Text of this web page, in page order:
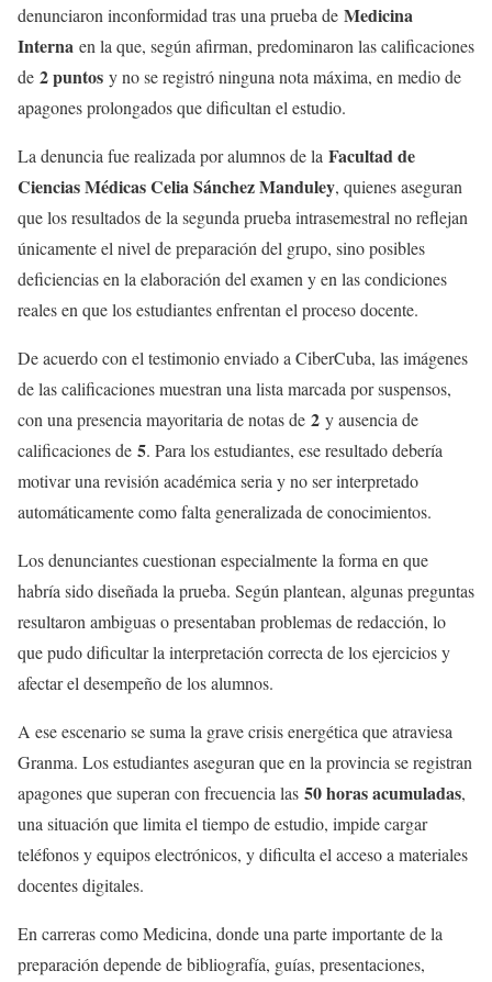
denunciaron inconformidad tras una prueba de Medicina
Interna en la que, según afirman, predominaron las calificaciones
de 2 puntos y no se registró ninguna nota máxima, en medio de
apagones prolongados que dificultan el estudio.
La denuncia fue realizada por alumnos de la Facultad de
Ciencias Médicas Celia Sánchez Manduley, quienes aseguran
que los resultados de la segunda prueba intrasemestral no reflejan
únicamente el nivel de preparación del grupo, sino posibles
deficiencias en la elaboración del examen y en las condiciones
reales en que los estudiantes enfrentan el proceso docente.
De acuerdo con el testimonio enviado a CiberCuba, las imágenes
de las calificaciones muestran una lista marcada por suspensos,
con una presencia mayoritaria de notas de 2 y ausencia de
calificaciones de 5. Para los estudiantes, ese resultado debería
motivar una revisión académica seria y no ser interpretado
automáticamente como falta generalizada de conocimientos.
Los denunciantes cuestionan especialmente la forma en que
habría sido diseñada la prueba. Según plantean, algunas preguntas
resultaron ambiguas o presentaban problemas de redacción, lo
que pudo dificultar la interpretación correcta de los ejercicios y
afectar el desempeño de los alumnos.
A ese escenario se suma la grave crisis energética que atraviesa
Granma. Los estudiantes aseguran que en la provincia se registran
apagones que superan con frecuencia las 50 horas acumuladas,
una situación que limita el tiempo de estudio, impide cargar
teléfonos y equipos electrónicos, y dificulta el acceso a materiales
docentes digitales.
En carreras como Medicina, donde una parte importante de la
preparación depende de bibliografía, guías, presentaciones,